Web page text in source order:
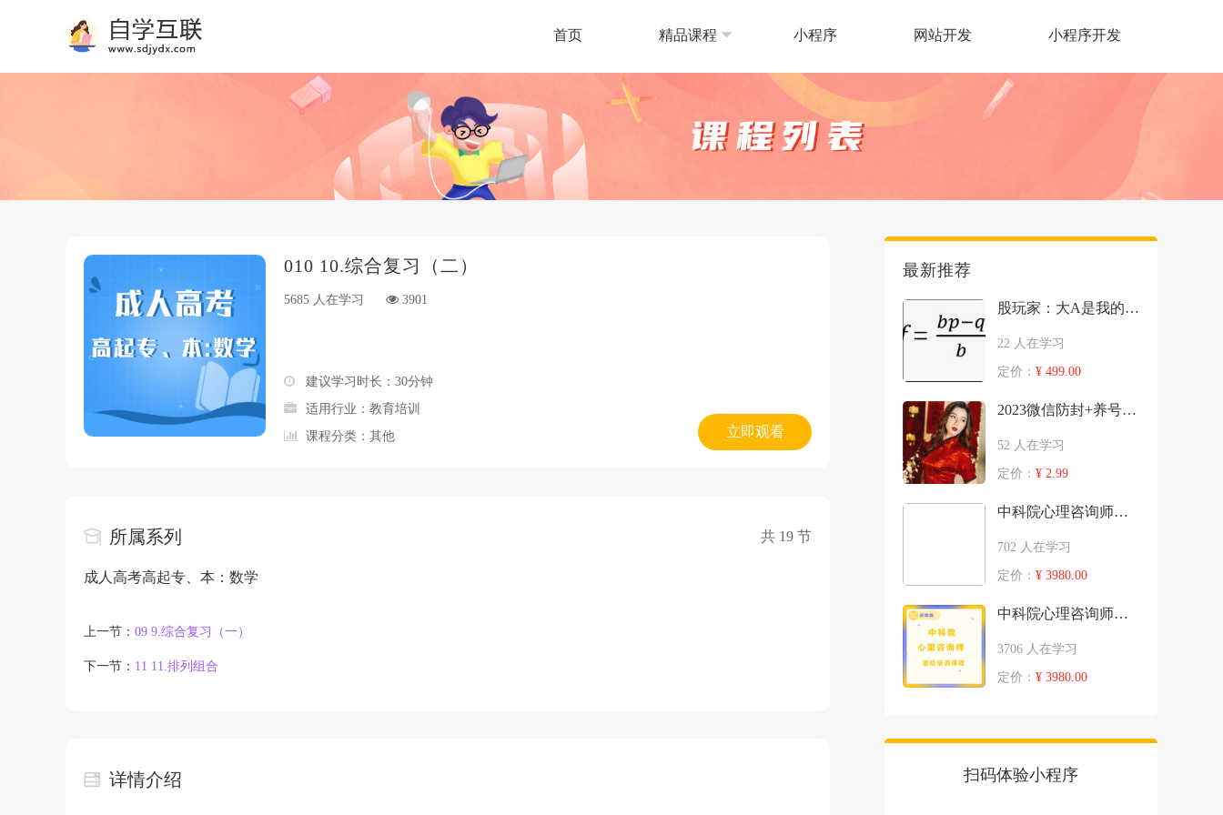
首页 精品课程 小程序 网站开发 小程序开发
010 10.综合复习（二）
5685 人在学习 3901
建议学习时长：30分钟
适用行业：教育培训
课程分类：其他
立即观看
所属系列 共 19 节
成人高考高起专、本：数学
上一节： 09 9.综合复习（一）
下一节： 11 11.排列组合
详情介绍
最新推荐
股玩家：大A是我的自助提款机
22 人在学习
定价： ¥ 499.00
2023微信防封+养号技巧
52 人在学习
定价： ¥ 2.99
中科院心理咨询师高端进阶培训课程 (三级技能）
702 人在学习
定价： ¥ 3980.00
中科院心理咨询师高端进阶培训课程 (基础知识）
3706 人在学习
定价： ¥ 3980.00
扫码体验小程序